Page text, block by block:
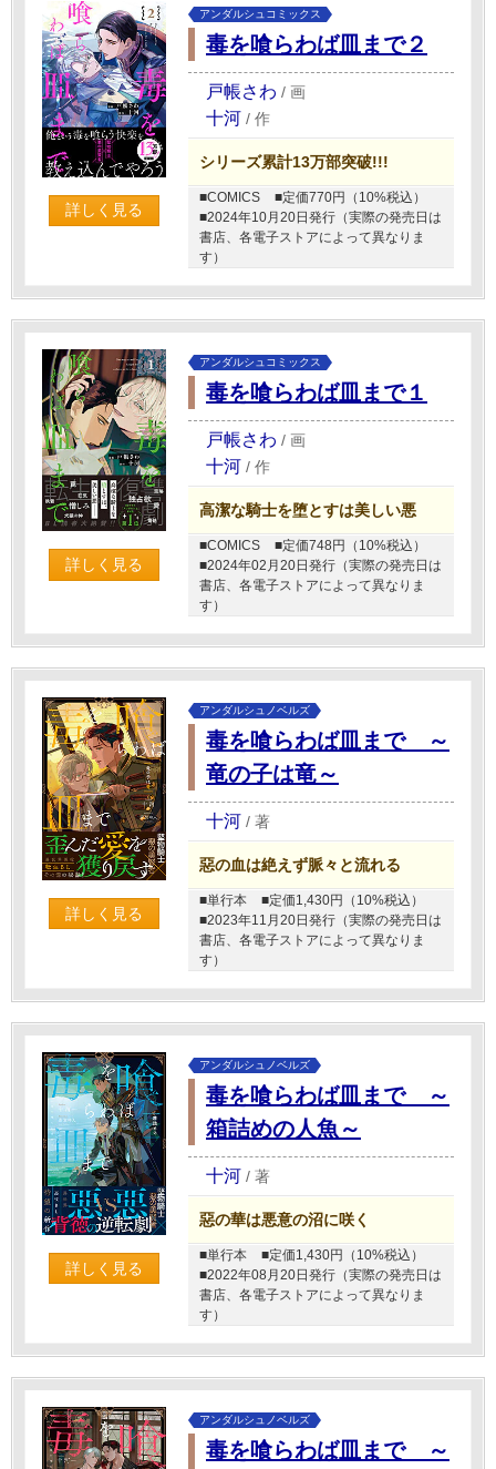
詳しく見る
アンダルシュコミックス
毒を喰らわば皿まで２
戸帳さわ / 画
十河 / 作
シリーズ累計13万部突破!!!
■COMICS
■定価770円（10%税込）
■2024年10月20日発行（実際の発売日は
書店、各電子ストアによって異なりま
す）
詳しく見る
アンダルシュコミックス
毒を喰らわば皿まで１
戸帳さわ / 画
十河 / 作
高潔な騎士を堕とすは美しい悪
■COMICS
■定価748円（10%税込）
■2024年02月20日発行（実際の発売日は
書店、各電子ストアによって異なりま
す）
詳しく見る
アンダルシュノベルズ
毒を喰らわば皿まで ～
竜の子は竜～
十河 / 著
惡の血は絶えず脈々と流れる
■単行本
■定価1,430円（10%税込）
■2023年11月20日発行（実際の発売日は
書店、各電子ストアによって異なりま
す）
詳しく見る
アンダルシュノベルズ
毒を喰らわば皿まで ～
箱詰めの人魚～
十河 / 著
惡の華は悪意の沼に咲く
■単行本
■定価1,430円（10%税込）
■2022年08月20日発行（実際の発売日は
書店、各電子ストアによって異なりま
す）
アンダルシュノベルズ
毒を喰らわば皿まで ～